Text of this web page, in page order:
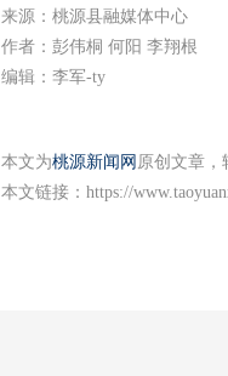
来源：桃源县融媒体中心
作者：彭伟桐 何阳 李翔根
编辑：李军-ty
本文为桃源新闻网 原创文章，
本文链接： https://